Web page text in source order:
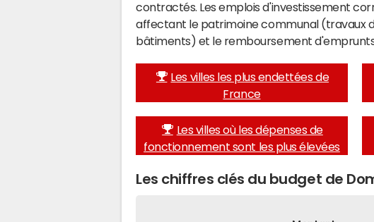
contractés. Les emplois d'investissement
affectant le patrimoine communal (travaux
bâtiments) et le remboursement
Les villes les plus endettées de
France
Les villes où les dépenses de
fonctionnement sont les plus élevées
Les chiffres clés du budget de